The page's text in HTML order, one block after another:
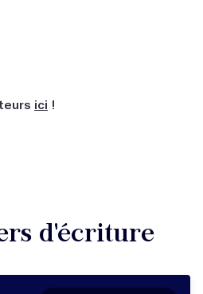
ici !
d'écriture